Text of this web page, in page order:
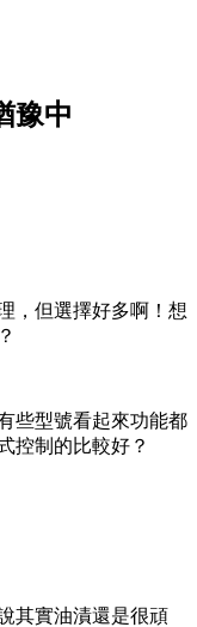
豫中
，但選擇好多啊！想
些型號看起來功能都
控制的比較好？
其實油漬還是很頑